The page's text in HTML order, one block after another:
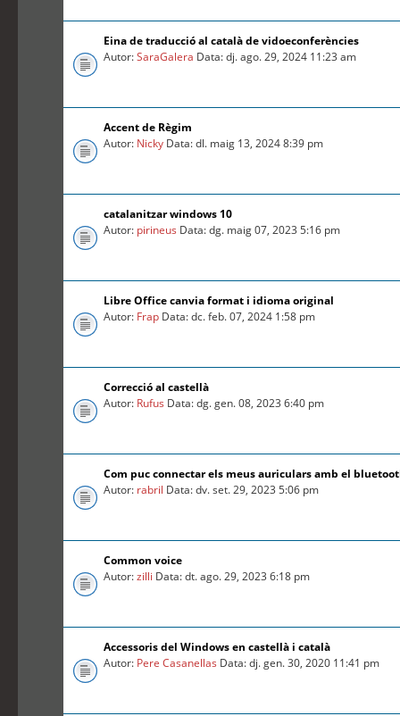
Eina de traducció al català de vidoeconferències
Autor:SaraGalera Data: dj. ago. 29, 2024 11:23 am
Accent de Règim
Autor: Nicky Data: dl. maig 13, 2024 8:39 pm
catalanitzar windows 10
Autor: pirineus Data: dg. maig 07, 2023 5:16 pm
Libre Office canvia format i idioma original
Autor: Frap Data: dc. feb. 07, 2024 1:58 pm
Correcció al castellà
Autor: Rufus Data: dg. gen. 08, 2023 6:40 pm
Com puc connectar els meus auriculars amb el
Autor: rabril Data: dv. set. 29, 2023 5:06 pm
Common voice
Autor:zilli Data: dt. ago. 29, 2023 6:18 pm
Accessoris del Windows en castellà i català
Autor: Pere Casanellas Data: dj. gen. 30, 2020 11:41 pm